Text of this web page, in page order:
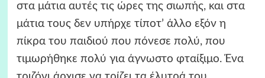
στα μάτια αυτές τις ώρες της σιωπής, και στα
μάτια τους δεν υπήρχε τίποτ’ άλλο εξόν η
πίκρα του παιδιού που πόνεσε πολύ, που
τιμωρήθηκε πολύ για άγνωστο φταίξιμο. Ένα